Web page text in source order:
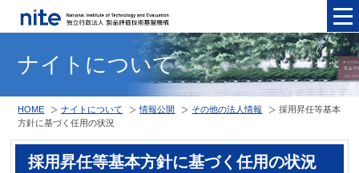
ナイトについて
HOME ナイトについて 情報公開 その他の法人情報
採用昇任等基本
方針に基づく任用の状況
採用昇任等基本方針に基づく任用の状況